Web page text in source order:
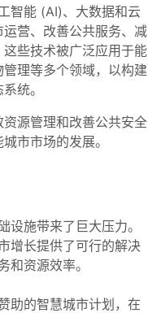
智能 (AI)、大数据和云
营、改善公共服务、减
些技术被广泛应用于能
理等多个领域，以构建
统。
源管理和改善公共安全
市市场的发展。
设施带来了巨大压力。
增长提供了可行的解决
和资源效率。
助的智慧城市计划，在